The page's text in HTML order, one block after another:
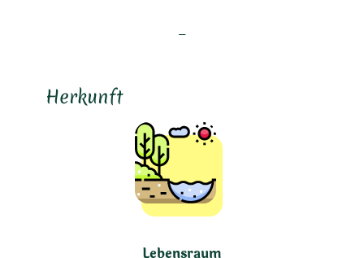
–
Herkunft
Lebensraum